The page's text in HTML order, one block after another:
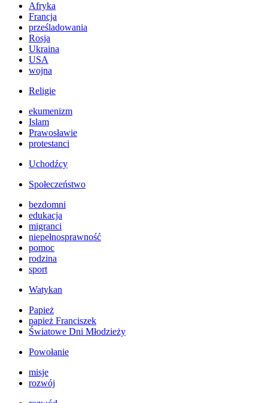
Afryka
Francja
prześladowania
Rosja
Ukraina
USA
wojna
Religie
ekumenizm
Islam
Prawosławie
protestanci
Uchodźcy
Społeczeństwo
bezdomni
edukacja
migranci
niepełnosprawność
pomoc
rodzina
sport
Watykan
Papież
papież Franciszek
Światowe Dni Młodzieży
Powołanie
misje
rozwój